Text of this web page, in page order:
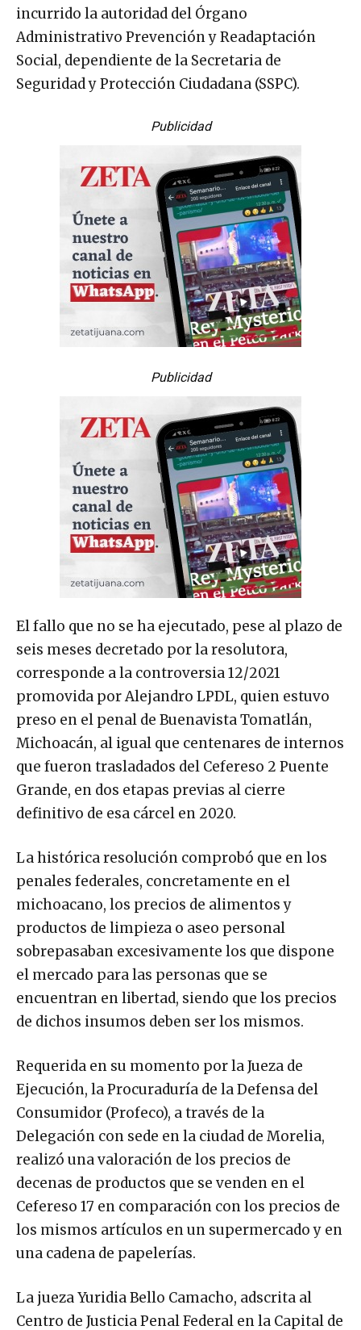
incurrido la autoridad del Órgano
Administrativo Prevención y Readaptación
Social, dependiente de la Secretaria de
Seguridad y Protección Ciudadana (SSPC).
Publicidad
Publicidad
El fallo que no se ha ejecutado, pese al plazo de
seis meses decretado por la resolutora,
corresponde a la controversia 12/2021
promovida por Alejandro LPDL, quien estuvo
preso en el penal de Buenavista Tomatlán,
Michoacán, al igual que centenares de internos
que fueron trasladados del Cefereso 2 Puente
Grande, en dos etapas previas al cierre
definitivo de esa cárcel en 2020.
La histórica resolución comprobó que en los
penales federales, concretamente en el
michoacano, los precios de alimentos y
productos de limpieza o aseo personal
sobrepasaban excesivamente los que dispone
el mercado para las personas que se
encuentran en libertad, siendo que los precios
de dichos insumos deben ser los mismos.
Requerida en su momento por la Jueza de
Ejecución, la Procuraduría de la Defensa del
Consumidor (Profeco), a través de la
Delegación con sede en la ciudad de Morelia,
realizó una valoración de los precios de
decenas de productos que se venden en el
Cefereso 17 en comparación con los precios de
los mismos artículos en un supermercado y en
una cadena de papelerías.
La jueza Yuridia Bello Camacho, adscrita al
Centro de Justicia Penal Federal en la Capital de